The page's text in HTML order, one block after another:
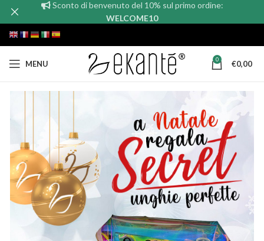
MENU 0 €0,00
Sconto di benvenuto del 10% sul primo ordine:
WELCOME10